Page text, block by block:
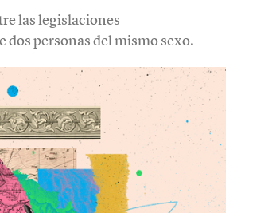
las legislaciones
personas del mismo sexo.